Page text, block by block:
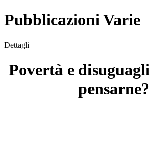
Pubblicazioni Varie
Dettagli
Povertà e
pensarne?